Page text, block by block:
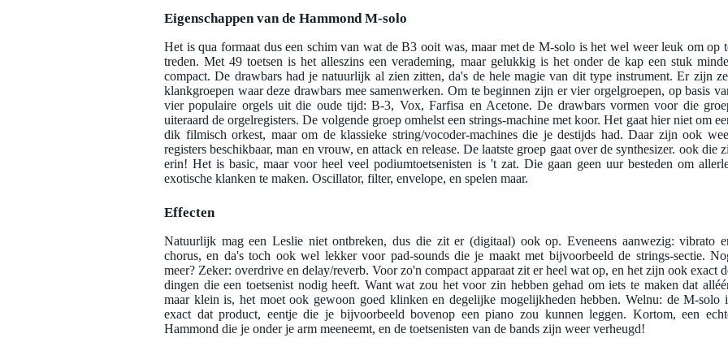
Eigenschappen van de Hammond M-solo
Het is qua formaat dus een schim van wat de B3 ooit was, maar met de M-solo is het wel weer leuk om op
treden. Met 49 toetsen is het alleszins een verademing, maar gelukkig is het onder de kap een stuk
compact. De drawbars had je natuurlijk al zien zitten, da's de hele magie van dit type instrument. Er zijn
klankgroepen waar deze drawbars mee samenwerken. Om te beginnen zijn er vier orgelgroepen, op basis
vier populaire orgels uit die oude tijd: B-3, Vox, Farfisa en Acetone. De drawbars vormen voor die
uiteraard de orgelregisters. De volgende groep omhelst een strings-machine met koor. Het gaat hier niet om
dik filmisch orkest, maar om de klassieke string/vocoder-machines die je destijds had. Daar zijn ook
registers beschikbaar, man en vrouw, en attack en release. De laatste groep gaat over de synthesizer. ook die
erin! Het is basic, maar voor heel veel podiumtoetsenisten is 't zat. Die gaan geen uur besteden om
exotische klanken te maken. Oscillator, filter, envelope, en spelen maar.
Effecten
Natuurlijk mag een Leslie niet ontbreken, dus die zit er (digitaal) ook op. Eveneens aanwezig: vibrato
chorus, en da's toch ook wel lekker voor pad-sounds die je maakt met bijvoorbeeld de strings-sectie.
meer? Zeker: overdrive en delay/reverb. Voor zo'n compact apparaat zit er heel wat op, en het zijn ook exact
dingen die een toetsenist nodig heeft. Want wat zou het voor zin hebben gehad om iets te maken dat
maar klein is, het moet ook gewoon goed klinken en degelijke mogelijkheden hebben. Welnu: de M-solo
exact dat product, eentje die je bijvoorbeeld bovenop een piano zou kunnen leggen. Kortom, een
Hammond die je onder je arm meeneemt, en de toetsenisten van de bands zijn weer verheugd!